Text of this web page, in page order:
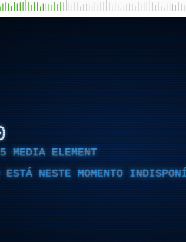
MEDIA ELEMENT
ESTÁ NESTE MOMENTO